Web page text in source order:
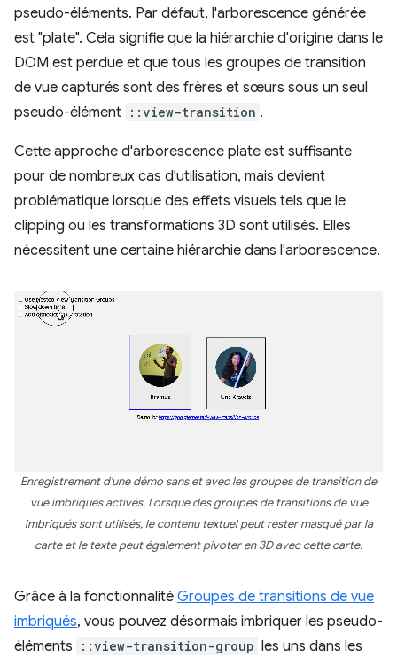
pseudo-éléments. Par défaut, l'arborescence générée
est "plate". Cela signifie que la hiérarchie d'origine dans le
DOM est perdue et que tous les groupes de transition
de vue capturés sont des frères et sœurs sous un seul
pseudo-élément ::view-transition .
Cette approche d'arborescence plate est suffisante
pour de nombreux cas d'utilisation, mais devient
problématique lorsque des effets visuels tels que le
clipping ou les transformations 3D sont utilisés. Elles
nécessitent une certaine hiérarchie dans l'arborescence.
Enregistrement d'une démo sans et avec les groupes de transition de
vue imbriqués activés. Lorsque des groupes de transitions de vue
imbriqués sont utilisés, le contenu textuel peut rester masqué par la
carte et le texte peut également pivoter en 3D avec cette carte.
Grâce à la fonctionnalité Groupes de transitions de vue
imbriqués, vous pouvez désormais imbriquer les pseudo-
éléments
::view-transition-group les uns dans les